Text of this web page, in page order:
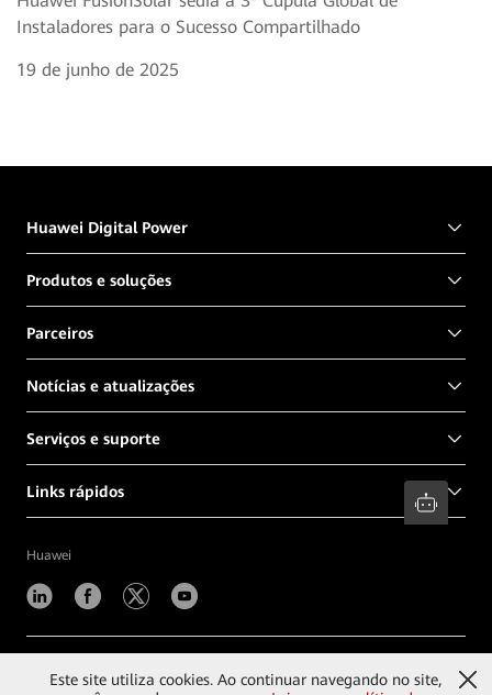
Instaladores para o Sucesso Compartilhado
19 de junho de 2025
Huawei Digital Power
Produtos e soluções
Parceiros
Notícias e atualizações
Serviços e suporte
Links rápidos
Huawei
2026 Huawei Digital Power Technologies Co., Ltd.
Este site utiliza cookies. Ao continuar navegando no site,